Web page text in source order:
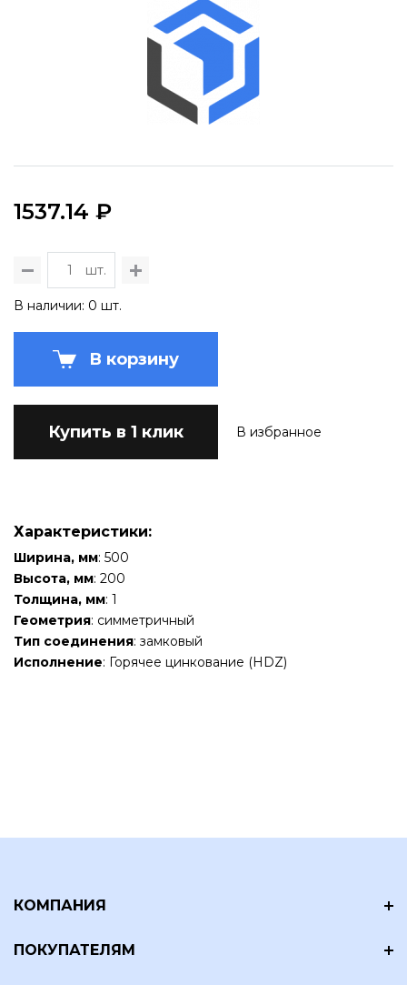
1537.14 ₽
шт.
В наличии: 0 шт.
В корзину
Купить в 1 клик В избранное
Характеристики:
Ширина, мм: 500
Высота, мм: 200
Толщина, мм: 1
Геометрия: симметричный
Тип соединения: замковый
Исполнение: Горячее цинкование (HDZ)
КОМПАНИЯ
ПОКУПАТЕЛЯМ